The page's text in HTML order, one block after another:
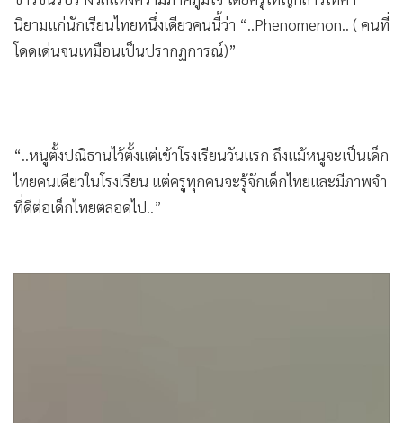
• หุ้น
• อินโดจีน
• ญี่ปุ่น
• News1
• Gotomanager
ล่าสุดโซเชียล บ๊อบ ณัฐธีร์ ได้โพสต์ภาพคู่ลูกสาว ในวัย 17 ปี ถือ
ประกาศนียบัตรจบไฮสกูลด้วยเกียรตินิยมอันดับ 1 เหรียญทอง
โดดเด่นจนเหมือนเป็นปรากฏการณ์)”